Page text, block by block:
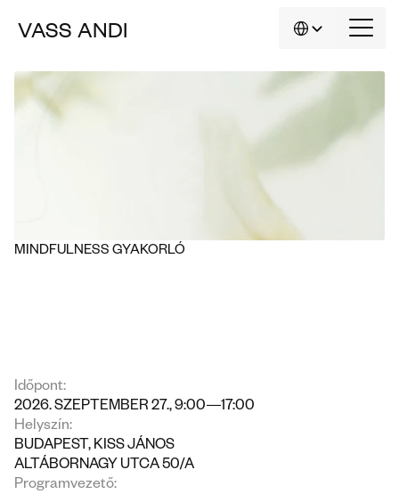
MINDFULNESS GYAKORLÓ
Időpont:
2026. SZEPTEMBER 27., 9:00—17:00
Helyszín:
BUDAPEST, KISS JÁNOS
ALTÁBORNAGY UTCA 50/A
Programvezető:
VASS ANDI HU